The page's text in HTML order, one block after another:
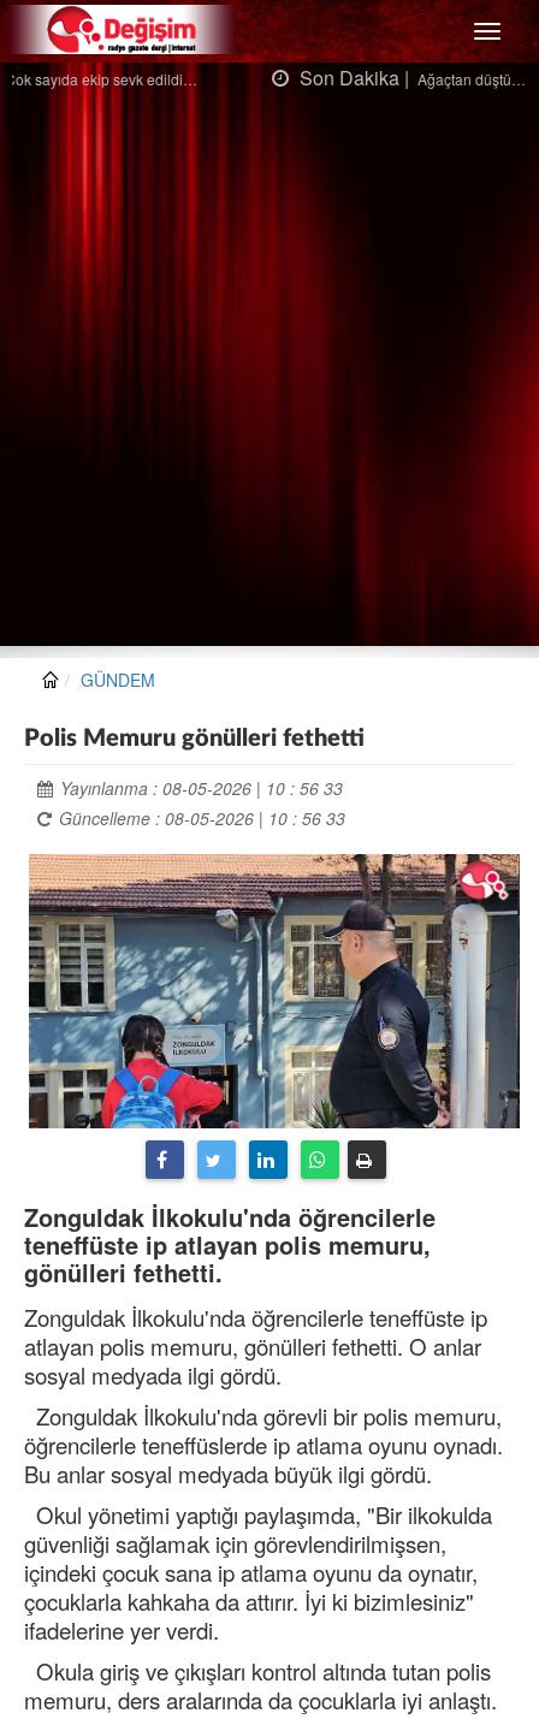
Menü
Son Dakika |Ağaçtan düştü…
GÜNDEM
Polis Memuru gönülleri fethetti
Yayınlanma : 08-05-2026 | 10 : 56 33
Güncelleme : 08-05-2026 | 10 : 56 33
Zonguldak İlkokulu'nda öğrencilerle
teneffüste ip atlayan polis memuru,
gönülleri fethetti.
Zonguldak İlkokulu'nda öğrencilerle teneffüste ip
atlayan polis memuru, gönülleri fethetti. O anlar
sosyal medyada ilgi gördü.
Zonguldak İlkokulu'nda görevli bir polis memuru,
öğrencilerle teneffüslerde ip atlama oyunu oynadı.
Bu anlar sosyal medyada büyük ilgi gördü.
Okul yönetimi yaptığı paylaşımda, "Bir ilkokulda
güvenliği sağlamak için görevlendirilmişsen,
içindeki çocuk sana ip atlama oyunu da oynatır,
çocuklarla kahkaha da attırır. İyi ki bizimlesiniz"
ifadelerine yer verdi.
Okula giriş ve çıkışları kontrol altında tutan polis
memuru, ders aralarında da çocuklarla iyi anlaştı.